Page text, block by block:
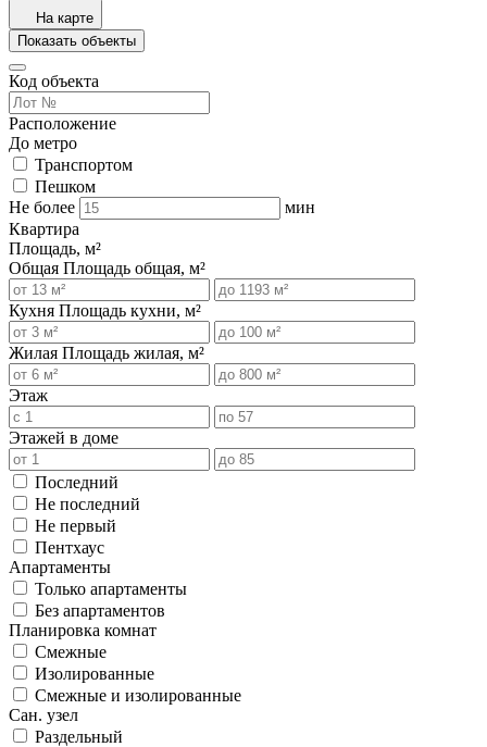
На карте
Показать объекты
Код объекта
Расположение
До метро
Транспортом
Пешком
Не более
мин
Квартира
Площадь, м²
Общая Площадь общая, м²
Кухня Площадь кухни, м²
Жилая Площадь жилая, м²
Этаж
Этажей в доме
Последний
Не последний
Не первый
Пентхаус
Апартаменты
Только апартаменты
Без апартаментов
Планировка комнат
Смежные
Изолированные
Смежные и изолированные
Сан. узел
Раздельный